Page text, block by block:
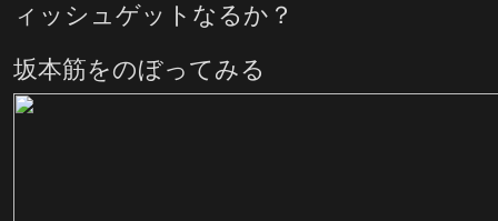
ィッシュゲットなるか？
坂本筋をのぼってみる